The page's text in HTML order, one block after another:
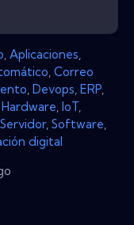
Aplicaciones
Correo
Devops ERP
Hardware IoT
Servidor, Software
digital